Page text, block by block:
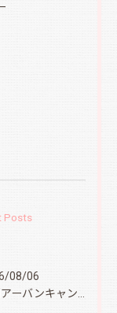
Posts
08/06